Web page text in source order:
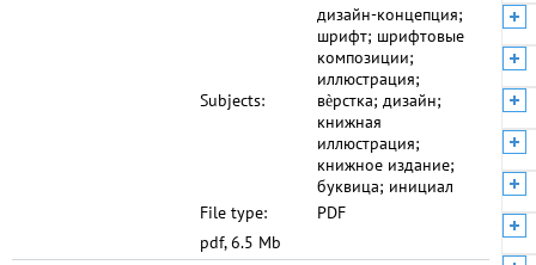
Subjects:
дизайн-концепция;
шрифт; шрифтовые
композиции;
иллюстрация;
вѐрстка; дизайн;
книжная
иллюстрация;
книжное издание;
буквица; инициал
File type:
PDF
pdf, 6.5 Mb